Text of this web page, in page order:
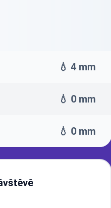
💧 4 mm
💧 0 mm
💧 0 mm